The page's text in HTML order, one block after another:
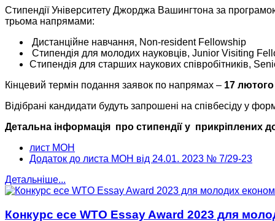
Стипендії Університету Джорджа Вашингтона за
трьома напрямами:
Дистанційне навчання, Non-resident Fellowship
Стипендія для молодих науковців, Junior Visiting
Стипендія для старших наукових співробітників,
Кінцевий термін подання заявок по напрямах – 17
Відібрані кандидати будуть запрошені на співбесіду у
Детальна інформація про стипендії у прикріплених
лист МОН
Додаток до листа МОН від 24.01. 2023 № 7/29-23
Детальніше...
Конкурс есе WTO Essay Award 2023 для